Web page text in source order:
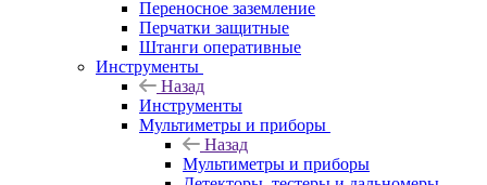
Переносное заземление
Перчатки защитные
Штанги оперативные
Инструменты
Назад
Инструменты
Мультиметры и приборы
Назад
Мультиметры и приборы